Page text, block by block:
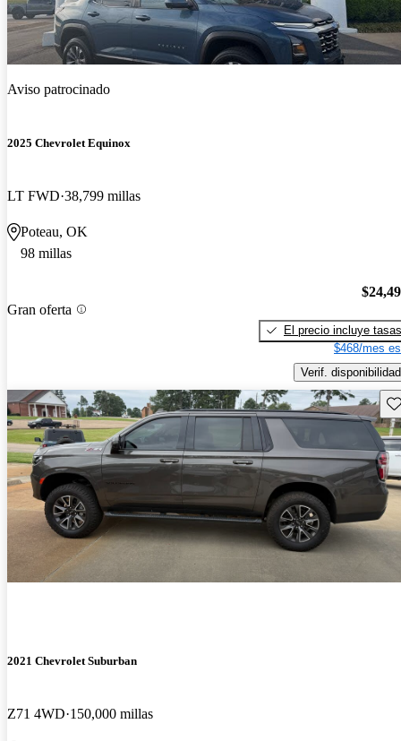
Aviso patrocinado
2025 Chevrolet Equinox
LT FWD 38,799 millas
Poteau, OK
98 millas
Gran oferta
El precio incluye tasas
$468/mes
Verif. disponibilidad
2021 Chevrolet Suburban
Z71 4WD 150,000 millas